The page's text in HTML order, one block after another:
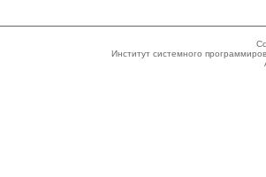
Институт системного